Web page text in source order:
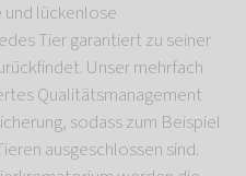
und lückenlose
Tier garantiert zu seiner
Unser mehrfach
Qualitätsmanagement
sodass zum Beispiel
ausgeschlossen sind.